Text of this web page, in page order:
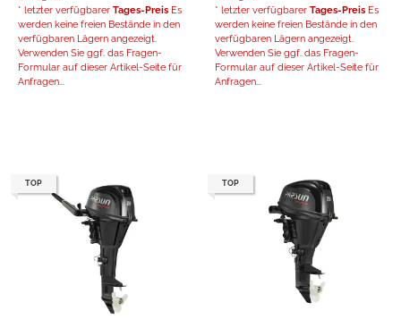
* letzter verfügbarer Tages-Preis Es
werden keine freien Bestände in den
verfügbaren Lägern angezeigt.
Verwenden Sie ggf. das Fragen-
Formular auf dieser Artikel-Seite für
Anfragen...
* letzter verfügbarer Tages-Preis Es
werden keine freien Bestände in den
verfügbaren Lägern angezeigt.
Verwenden Sie ggf. das Fragen-
Formular auf dieser Artikel-Seite für
Anfragen...
TOP TOP